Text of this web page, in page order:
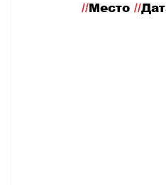
//Место //